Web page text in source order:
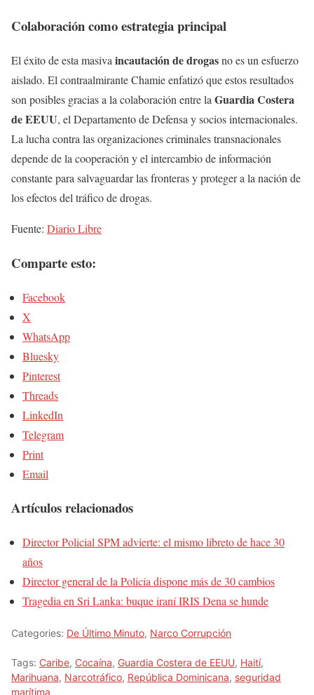
Colaboración como estrategia principal
El éxito de esta masiva incautación de drogasno es un esfuerzo
aislado. El contraalmirante Chamie enfatizó que estos resultados
son posibles gracias a la colaboración entre la Guardia Costera
de EEUU, el Departamento de Defensa y socios internacionales.
La lucha contra las organizaciones criminales transnacionales
depende de la cooperación y el intercambio de información
constante para salvaguardar las fronteras y proteger a la nación de
los efectos del tráfico de drogas.
Fuente: Diario Libre
Comparte esto:
Facebook
X
WhatsApp
Bluesky
Pinterest
Threads
LinkedIn
Telegram
Print
Email
Artículos relacionados
Director Policial SPM advierte: el mismo libreto de hace 30
años
Director general de la Policía dispone más de 30 cambios
Tragedia en Sri Lanka: buque iraní IRIS Dena se hunde
Categories: De Último Minuto, Narco Corrupción
Tags: Caribe, Cocaína, Guardia Costera de EEUU, Haití,
Marihuana, Narcotráfico, República Dominicana, seguridad
marítima